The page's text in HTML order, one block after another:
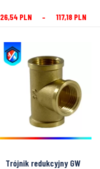
26,54 PLN – 117,18 PLN
Trójnik redukcyjny GW